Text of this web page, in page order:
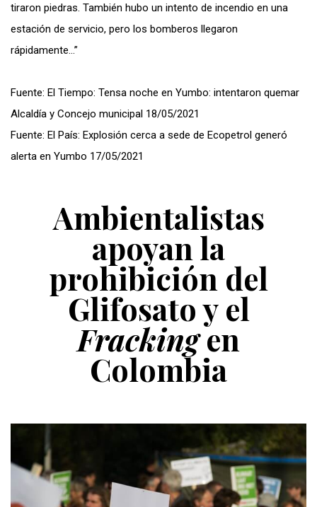
tiraron piedras. También hubo un intento de incendio en una
estación de servicio, pero los bomberos llegaron
rápidamente…”
Fuente: El Tiempo: Tensa noche en Yumbo: intentaron quemar
Alcaldía y Concejo municipal 18/05/2021
Fuente: El País: Explosión cerca a sede de Ecopetrol generó
alerta en Yumbo 17/05/2021
Ambientalistas
apoyan la
prohibición del
Glifosato y el
Frackingen
Colombia